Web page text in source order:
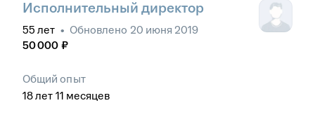
Исполнительный директор
55 лет • Обновлено 20 июня 2019
50 000 ₽
Общий опыт
18лет 11 месяцев